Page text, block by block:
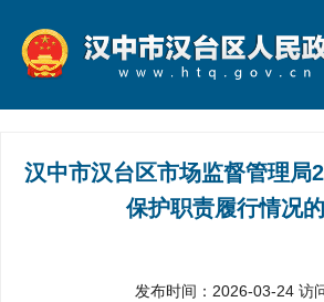
汉中市汉台区市场监督管理局
保护职责履行情况
发布时间：2026-03-24 访